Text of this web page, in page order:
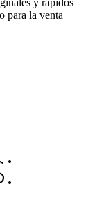
para la venta